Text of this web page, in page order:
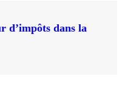
d’impôts dans la